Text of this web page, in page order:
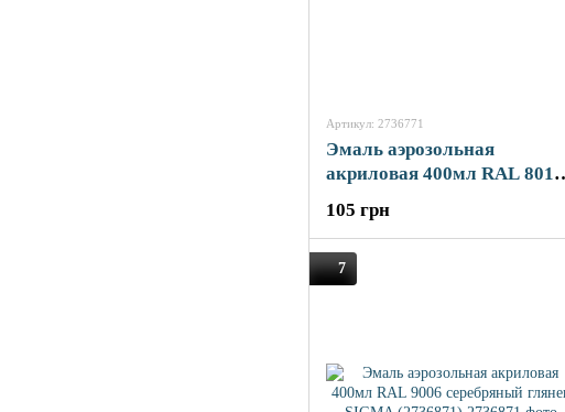
Артикул: 2736771
Эмаль аэрозольная
акриловая 400мл RAL 8011
(2736771)
105 грн
7